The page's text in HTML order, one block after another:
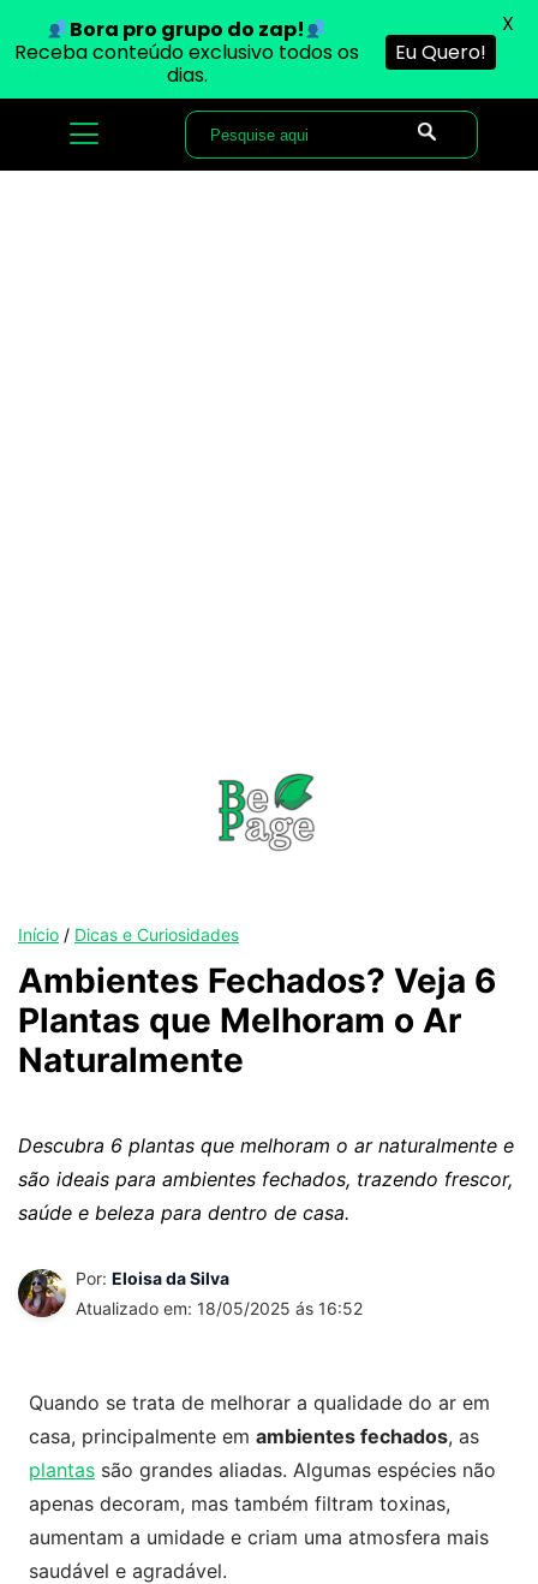
Início / Dicas e Curiosidades
Ambientes Fechados? Veja 6
Plantas que Melhoram o Ar
Naturalmente
Descubra 6 plantas que melhoram o ar naturalmente e
são ideais para ambientes fechados, trazendo frescor,
saúde e beleza para dentro de casa.
Por: Eloisa da Silva
Atualizado em: 18/05/2025 ás 16:52
Quando se trata de melhorar a qualidade do ar em
casa, principalmente em ambientes fechados, as
plantas são grandes aliadas. Algumas espécies não
apenas decoram, mas também filtram toxinas,
aumentam a umidade e criam uma atmosfera mais
saudável e agradável.
Bora pro grupo do zap!
Receba conteúdo exclusivo todos os
dias.
Eu Quero!
X